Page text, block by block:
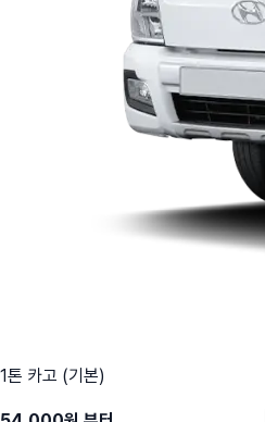
1톤 카고 (기본)